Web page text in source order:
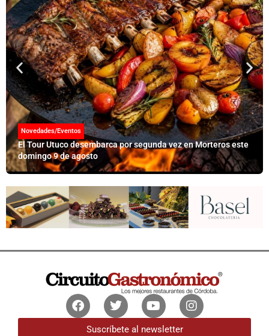
Novedades/Eventos
El Tour Utuco desembarca por segunda vez en Morteros este
domingo 9 de agosto
FacebookTwitterYoutubeInstagram
Suscríbete al newsletter